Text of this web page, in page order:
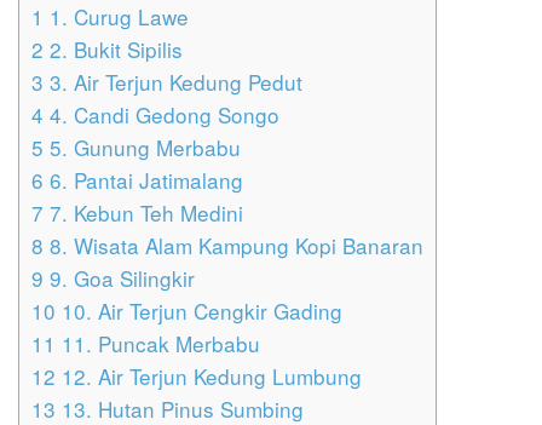
1 1. Curug Lawe
2 2. Bukit Sipilis
3 3. Air Terjun Kedung Pedut
4 4. Candi Gedong Songo
5 5. Gunung Merbabu
6 6. Pantai Jatimalang
7 7. Kebun Teh Medini
8 8. Wisata Alam Kampung Kopi Banaran
9 9. Goa Silingkir
10 10. Air Terjun Cengkir Gading
11 11. Puncak Merbabu
12 12. Air Terjun Kedung Lumbung
13 13. Hutan Pinus Sumbing